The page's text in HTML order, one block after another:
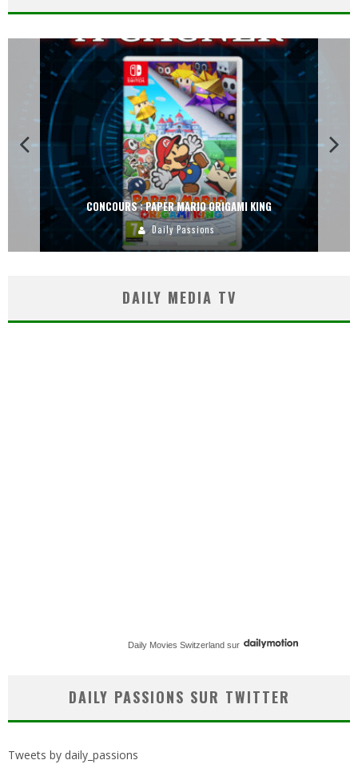
CONCOURS : PAPER MARIO ORIGAMI KING
Daily Passions
DAILY MEDIA TV
Daily Movies Switzerland sur
DAILY PASSIONS SUR TWITTER
Tweets by daily_passions